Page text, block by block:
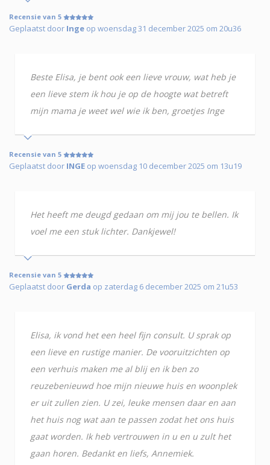
Recensie van 5
Geplaatst door Inge op woensdag 31 december 2025 om 20u36
Beste Elisa, je bent ook een lieve vrouw, wat heb je
een lieve stem ik hou je op de hoogte wat betreft
mijn mama je weet wel wie ik ben, groetjes Inge
Recensie van 5
Geplaatst door INGE op woensdag 10 december 2025 om 13u19
Het heeft me deugd gedaan om mij jou te bellen. Ik
voel me een stuk lichter. Dankjewel!
Recensie van 5
Geplaatst door Gerda op zaterdag 6 december 2025 om 21u53
Elisa, ik vond het een heel fijn consult. U sprak op
een lieve en rustige manier. De vooruitzichten op
een verhuis maken me al blij en ik ben zo
reuzebenieuwd hoe mijn nieuwe huis en woonplek
er uit zullen zien. U zei, leuke mensen daar en aan
het huis nog wat aan te passen zodat het ons huis
gaat worden. Ik heb vertrouwen in u en u zult het
gaan horen. Bedankt en liefs, Annemiek.